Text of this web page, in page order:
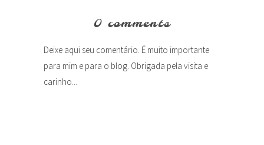
0 comments
Deixe aqui seu comentário. É muito importante
para mim e para o blog. Obrigada pela visita e
carinho...